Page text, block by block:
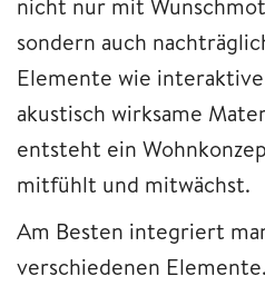
nicht nur mit
sondern auch
Elemente wie
akustisch wirksame
entsteht ein
mitfühlt und mitwächst.
Am Besten integriert
verschiedenen